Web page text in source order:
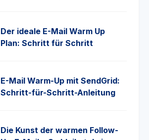
Der ideale E-Mail Warm Up
Plan: Schritt für Schritt
E-Mail Warm-Up mit SendGrid:
Schritt-für-Schritt-Anleitung
Die Kunst der warmen Follow-